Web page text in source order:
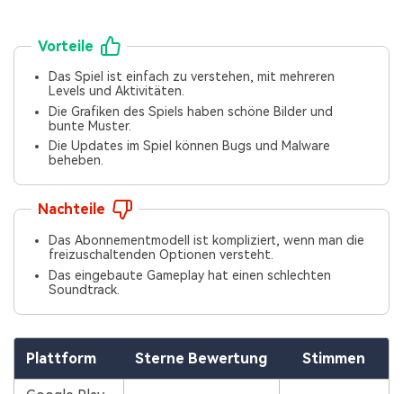
Vorteile
Das Spiel ist einfach zu verstehen, mit mehreren
Levels und Aktivitäten.
Die Grafiken des Spiels haben schöne Bilder und
bunte Muster.
Die Updates im Spiel können Bugs und Malware
beheben.
Nachteile
Das Abonnementmodell ist kompliziert, wenn man die
freizuschaltenden Optionen versteht.
Das eingebaute Gameplay hat einen schlechten
Soundtrack.
Plattform Sterne Bewertung Stimmen